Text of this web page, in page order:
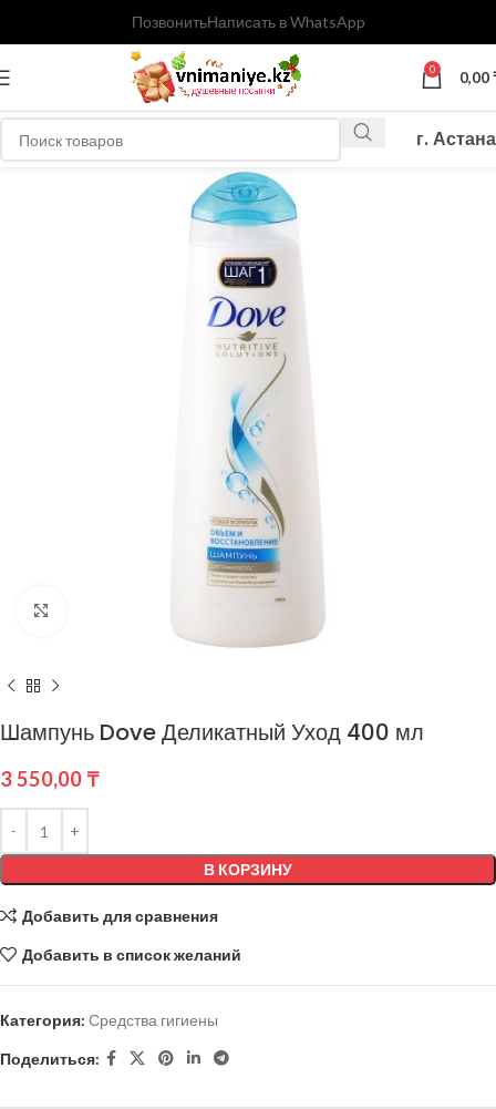
ПозвонитьНаписать в WhatsApp
0 0,00
г. Астана
Шампунь Dove Деликатный Уход 400 мл
3 550,00 ₸
В КОРЗИНУ
Добавить для сравнения
Добавить в список желаний
Категория: Средства гигиены
Поделиться: